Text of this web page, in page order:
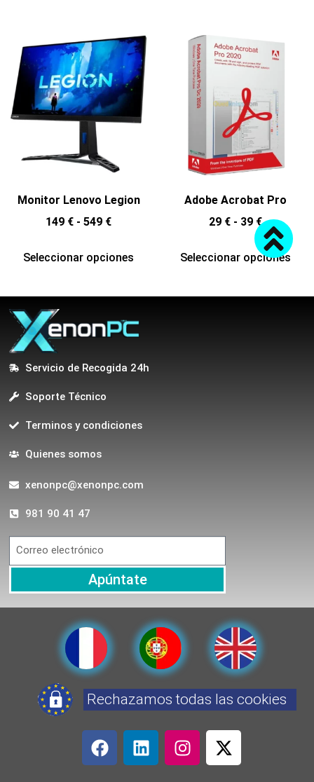
Monitor Lenovo Legion
149 € - 549 €
Seleccionar opciones
Adobe Acrobat Pro
29 € - 39 €
Seleccionar opciones
Servicio de Recogida 24h
Soporte Técnico
Terminos y condiciones
Quienes somos
xenonpc@xenonpc.com
981 90 41 47
Apúntate
Rechazamos todas las cookies